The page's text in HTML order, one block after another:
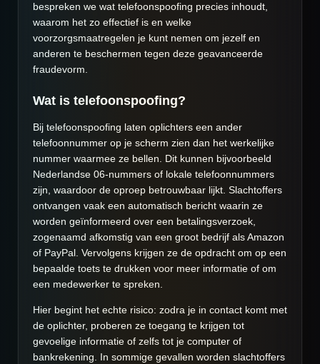
bespreken we wat telefoonspoofing precies inhoudt,
waarom het zo effectief is en welke
voorzorgsmaatregelen je kunt nemen om jezelf en
anderen te beschermen tegen deze geavanceerde
fraudevorm.
Wat is telefoonspoofing?
Bij telefoonspoofing laten oplichters een ander
telefoonnummer op je scherm zien dan het werkelijke
nummer waarmee ze bellen. Dit kunnen bijvoorbeeld
Nederlandse 06-nummers of lokale telefoonnummers
zijn, waardoor de oproep betrouwbaar lijkt. Slachtoffers
ontvangen vaak een automatisch bericht waarin ze
worden geïnformeerd over een betalingsverzoek,
zogenaamd afkomstig van een groot bedrijf als Amazon
of PayPal. Vervolgens krijgen ze de opdracht om op een
bepaalde toets te drukken voor meer informatie of om
een medewerker te spreken.
Hier begint het echte risico: zodra je in contact komt met
de oplichter, proberen ze toegang te krijgen tot
gevoelige informatie of zelfs tot je computer of
bankrekening. In sommige gevallen worden slachtoffers